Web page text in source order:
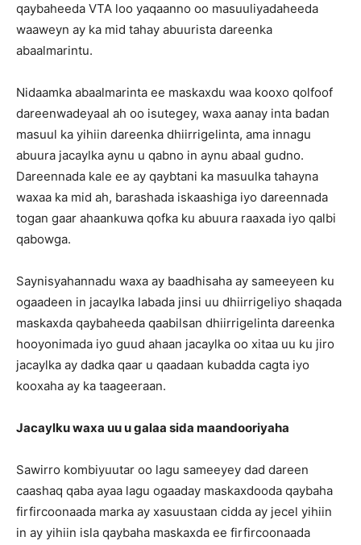
qaybaheeda VTA loo yaqaanno oo masuuliyadaheeda
waaweyn ay ka mid tahay abuurista dareenka
abaalmarintu.
Nidaamka abaalmarinta ee maskaxdu waa kooxo qolfoof
dareenwadeyaal ah oo isutegey, waxa aanay inta badan
masuul ka yihiin dareenka dhiirrigelinta, ama innagu
abuura jacaylka aynu u qabno in aynu abaal gudno.
Dareennada kale ee ay qaybtani ka masuulka tahayna
waxaa ka mid ah, barashada iskaashiga iyo dareennada
togan gaar ahaankuwa qofka ku abuura raaxada iyo qalbi
qabowga.
Saynisyahannadu waxa ay baadhisaha ay sameeyeen ku
ogaadeen in jacaylka labada jinsi uu dhiirrigeliyo shaqada
maskaxda qaybaheeda qaabilsan dhiirrigelinta dareenka
hooyonimada iyo guud ahaan jacaylka oo xitaa uu ku jiro
jacaylka ay dadka qaar u qaadaan kubadda cagta iyo
kooxaha ay ka taageeraan.
Jacaylku waxa uu u galaa sida maandooriyaha
Sawirro kombiyuutar oo lagu sameeyey dad dareen
caashaq qaba ayaa lagu ogaaday maskaxdooda qaybaha
firfircoonaada marka ay xasuustaan cidda ay jecel yihiin
in ay yihiin isla qaybaha maskaxda ee firfircoonaada